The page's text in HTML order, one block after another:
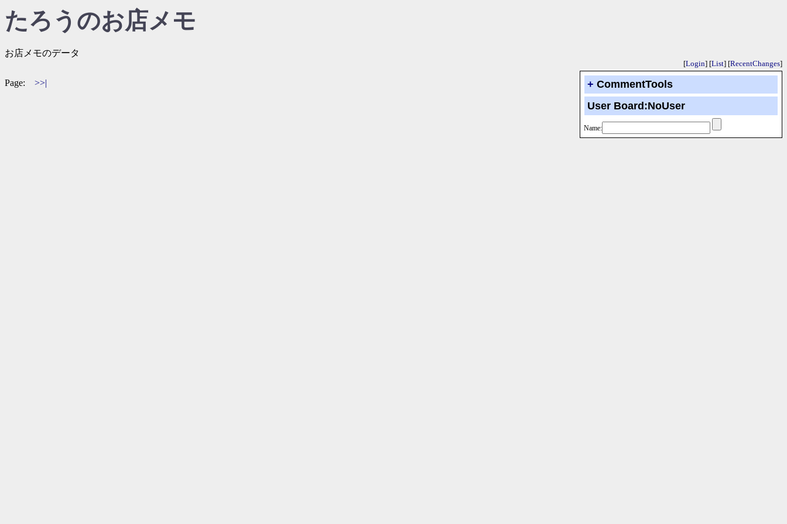
たろうのお店メモ
お店メモのデータ
[Login] [List] [RecentChanges]
Page: >>| + CommentTools
User Board:NoUser
Name: